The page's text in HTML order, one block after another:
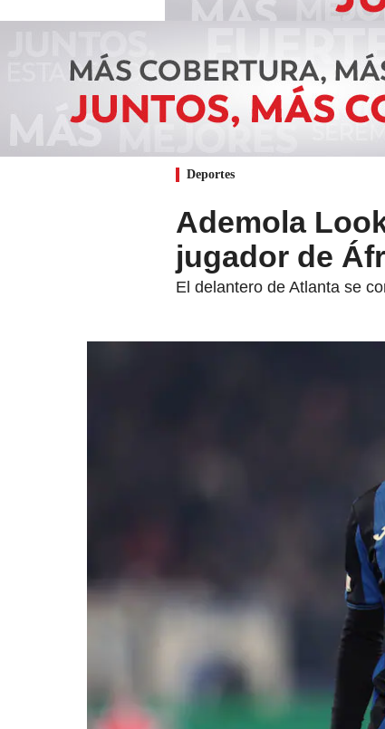
Deportes
Ademola
jugador de
El delantero de Atlanta se